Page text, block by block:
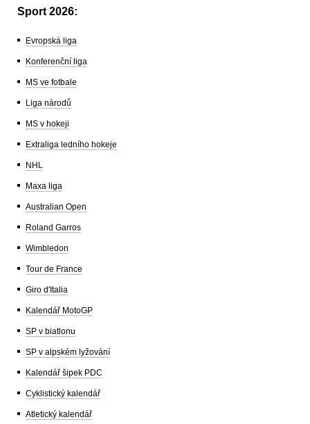
Sport 2026:
Evropská liga
Konferenční liga
MS ve fotbale
Liga národů
MS v hokeji
Extraliga ledního hokeje
NHL
Maxa liga
Australian Open
Roland Garros
Wimbledon
Tour de France
Giro d'Italia
Kalendář MotoGP
SP v biatlonu
SP v alpském lyžování
Kalendář šipek PDC
Cyklistický kalendář
Atletický kalendář